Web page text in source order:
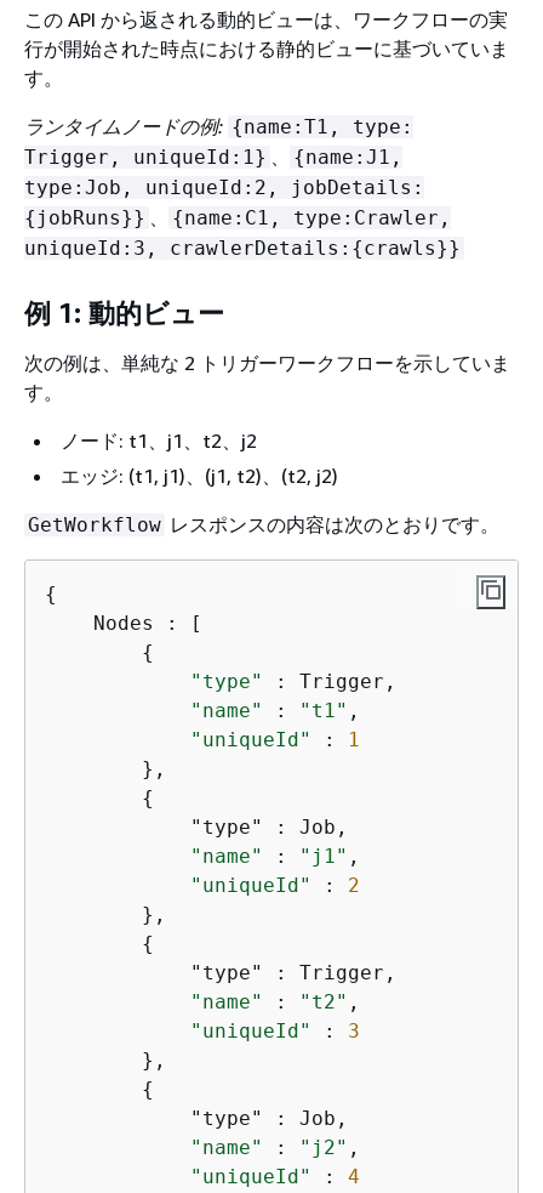
この API から返される動的ビューは、ワークフローの実
行が開始された時点における静的ビューに基づいていま
す。
ランタイムノードの例: {name:T1, type:
Trigger, uniqueId:1} 、 {name:J1,
type:Job, uniqueId:2, jobDetails:
{ jobRuns}} 、 {name:C1, type:Crawler,
uniqueId:3, crawlerDetails: {crawls}}
例 1: 動的ビュー
次の例は、単純な 2 トリガーワークフローを示していま
す。
ノード: t1、j1、t2、j2
エッジ: (t1, j1)、(j1, t2)、(t2, j2)
GetWorkflow レスポンスの内容は次のとおりです。
{
    Nodes : [
{
"type"
: Trigger,
"name"
: "t1" ,
"uniqueId"
:
1
        },
{
            "type" : Job,
"name"
: "j1" ,
"uniqueId"
: 2
        },
{
            "type" : Trigger,
"name"
: "t2" ,
"uniqueId"
: 3
        },
{
            "type" : Job,
"name"
: "j2" ,
"uniqueId"
: 4